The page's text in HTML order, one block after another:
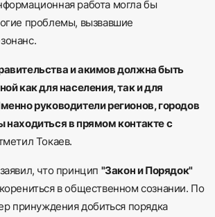
работа могла бы
проблемы, вызвавшие
и акимов должна быть
как для населения, так и для
руководители регионов, городов
находиться в прямом контакте с
Токаев.
что принцип "Закон и Порядок"
в общественном сознании. По
принуждения добиться порядка